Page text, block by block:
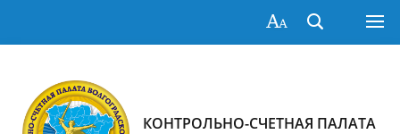
КОНТРОЛЬНО-СЧЕТНАЯ ПАЛАТА